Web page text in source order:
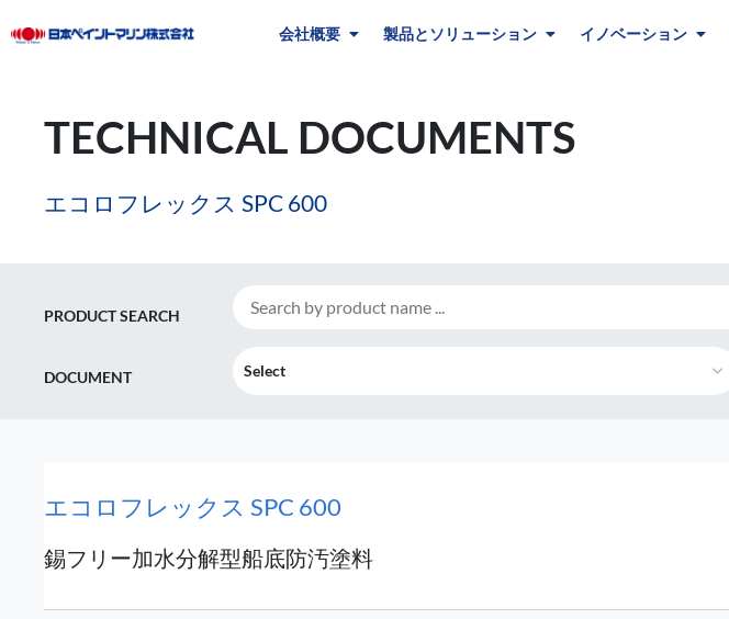
会社概要 製品とソリューション イノベーション
TECHNICAL DOCUMENTS
エコロフレックス SPC 600
PRODUCT SEARCH
DOCUMENT Select
エコロフレックス SPC 600
錫フリー加水分解型船底防汚塗料